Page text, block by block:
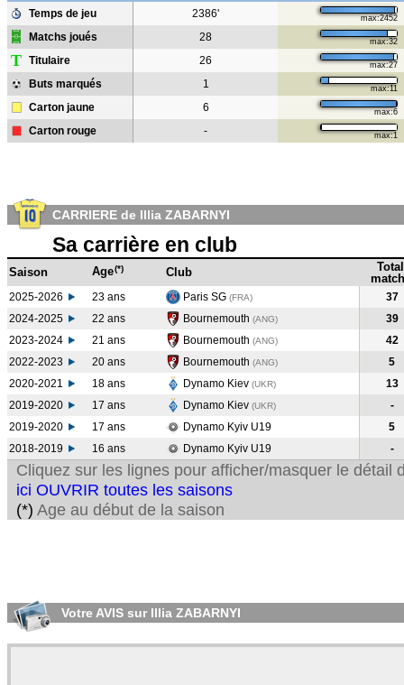
Temps de jeu
2386' max:2452
Matchs joués 28 max:32
T Titulaire 26 max:27
Buts marqués 1 max:11
Carton jaune 6 max:6
Carton rouge - max:1
CARRIERE de Illia ZABARNYI
Sa carrière en club
Saison Age(*) Club
Total
2025-2026 23 ans Paris SG (FRA)
37
2024-2025
22 ans Bournemouth (ANG)
39
2023-2024
21 ans Bournemouth (ANG)
42
2022-2023
20 ans Bournemouth (ANG)
5
2020-2021
18 ans Dynamo Kiev (UKR)
13
2019-2020
17 ans Dynamo Kiev (UKR)
-
2019-2020
17 ans Dynamo Kyiv U19
5
2018-2019
16 ans Dynamo Kyiv U19 -
Cliquez sur les lignes pour afficher/masquer le détail
ici OUVRIR toutes les saisons
(*) Age au début de la saison
Votre AVIS sur Illia ZABARNYI